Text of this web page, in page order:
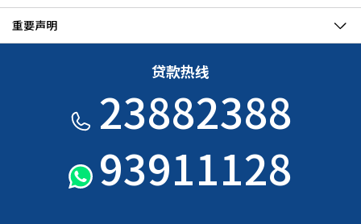
重要声明
贷款热线
23882388
93911128